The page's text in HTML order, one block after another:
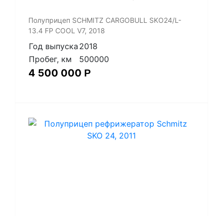
Полуприцеп SCHMITZ CARGOBULL SKO24/L-
13.4 FP COOL V7, 2018
Год выпуска 2018
Пробег, км
500000
4 500 000 Р